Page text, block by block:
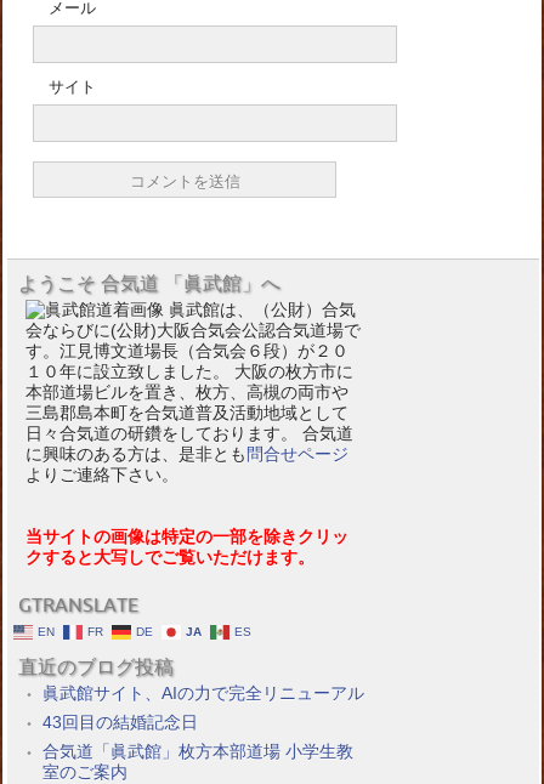
メール
サイト
ようこそ 合気道 「眞武館」へ
眞武館は、（公財）合気
会ならびに(公財)大阪合気会公認合気道場で
す。江見博文道場長（合気会６段）が２０
１０年に設立致しました。 大阪の枚方市に
本部道場ビルを置き、枚方、高槻の両市や
三島郡島本町を合気道普及活動地域として
日々合気道の研鑽をしております。 合気道
に興味のある方は、是非とも 問合せページ
よりご連絡下さい。
当サイトの画像は特定の一部を除きクリッ
クすると大写しでご覧いただけます。
GTRANSLATE
EN FR DE JA ES
直近のブログ投稿
眞武館サイト、AIの力で完全リニューアル
43回目の結婚記念日
合気道「眞武館」枚方本部道場 小学生教
室のご案内